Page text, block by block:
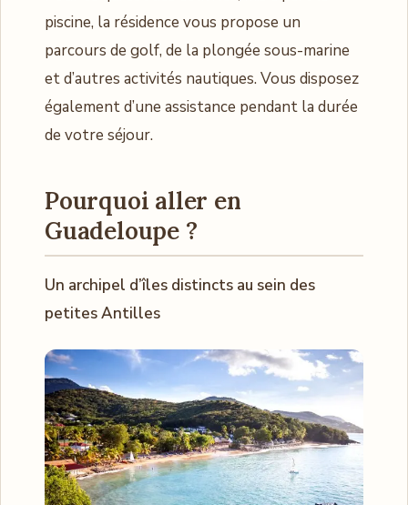
piscine, la résidence vous propose un
parcours de golf, de la plongée sous-marine
et d’autres activités nautiques. Vous disposez
également d’une assistance pendant la durée
de votre séjour.
Pourquoi aller en
Guadeloupe ?
Un archipel d’îles distincts au sein des
petites Antilles